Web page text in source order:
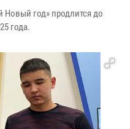
Новый год» продлится до
года.